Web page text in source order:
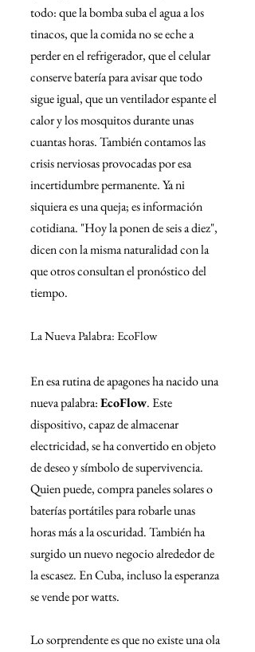
todo: que la bomba suba el agua a los
tinacos, que la comida no se eche a
perder en el refrigerador, que el celular
conserve batería para avisar que todo
sigue igual, que un ventilador espante el
calor y los mosquitos durante unas
cuantas horas. También contamos las
crisis nerviosas provocadas por esa
incertidumbre permanente. Ya ni
siquiera es una queja; es información
cotidiana. "Hoy la ponen de seis a diez",
dicen con la misma naturalidad con la
que otros consultan el pronóstico del
tiempo.
La Nueva Palabra: EcoFlow
En esa rutina de apagones ha nacido una
nueva palabra: EcoFlow. Este
dispositivo, capaz de almacenar
electricidad, se ha convertido en objeto
de deseo y símbolo de supervivencia.
Quien puede, compra paneles solares o
baterías portátiles para robarle unas
horas más a la oscuridad. También ha
surgido un nuevo negocio alrededor de
la escasez. En Cuba, incluso la esperanza
se vende por watts.
Lo sorprendente es que no existe una ola